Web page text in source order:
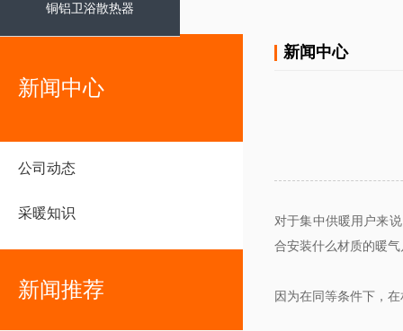
铜铝卫浴散热器
新闻中心
公司动态
采暖知识
新闻推荐
新闻中心
对于集中供暖用户来说
合安装什么材质的暖气片
因为在同等条件下，在